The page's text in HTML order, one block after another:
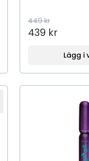
449 kr
439 kr
Lägg i